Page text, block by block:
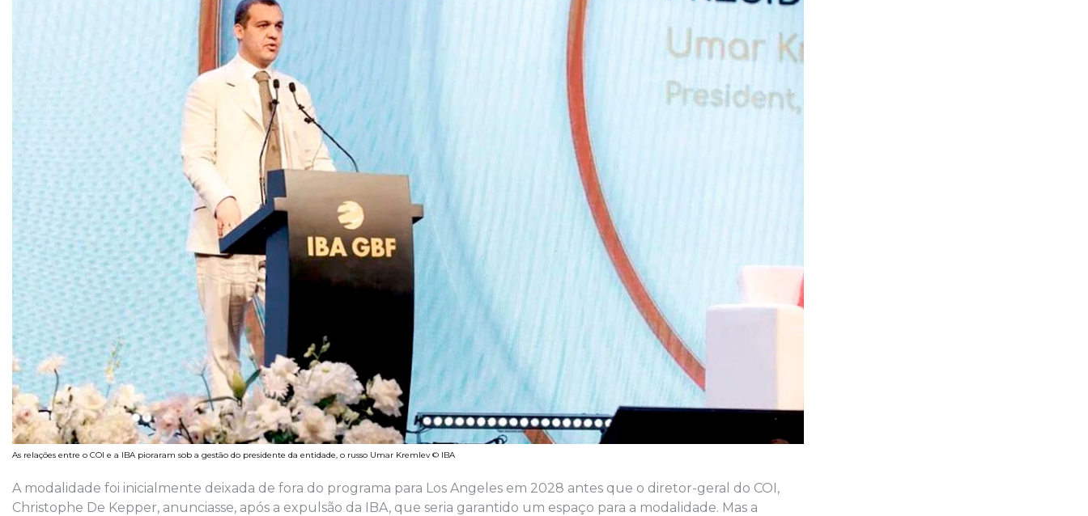
As relações entre o COI e a IBA pioraram sob a gestão do presidente da entidade, o russo Umar Kremlev © IBA
A modalidade foi inicialmente deixada de fora do programa para Los Angeles em 2028 antes que o diretor-geral do COI,
Christophe De Kepper, anunciasse, após a expulsão da IBA, que seria garantido um espaço para a modalidade. Mas a